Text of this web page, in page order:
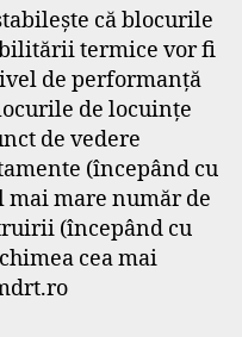
că blocurile
termice vor fi
de performanţă
de locuinţe
de vedere
(începând cu
mai mare număr de
(începând cu
cea mai